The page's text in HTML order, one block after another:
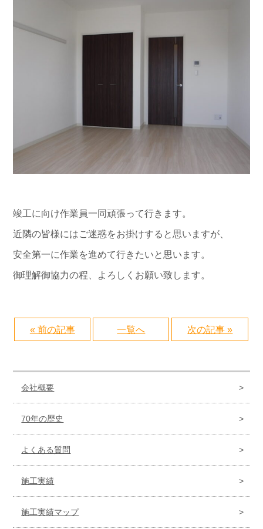
竣工に向け作業員一同頑張って行きます。
近隣の皆様にはご迷惑をお掛けすると思いますが、
安全第一に作業を進めて行きたいと思います。
御理解御協力の程、よろしくお願い致します。
« 前の記事 一覧へ 次の記事 »
会社概要
70年の歴史
よくある質問
施工実績
施工実績マップ